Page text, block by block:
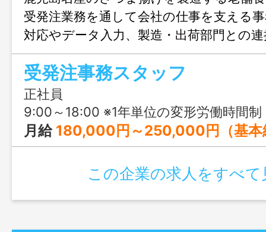
受発注業務を通して会社の仕事を支える
対応やデータ入力、製造・出荷部門との
わりながら進める仕事のため、事務や販
活かせます。通常期の残業は月平均5時間
繁忙期以外は落ち着いた環境。地元企業
にもおすすめです。
受発注事務スタッフ
正社員
9:00～18:00 ※1年単位の変形労働時間制
月給 180,000円～250,000円（基本
この企業の求人をすべて